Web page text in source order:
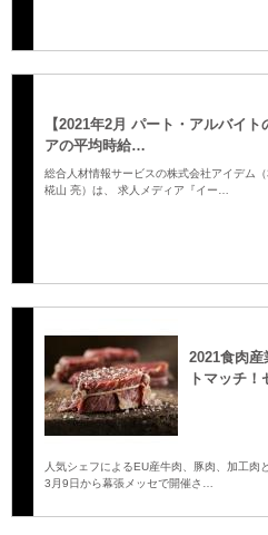
【2021年2月 パート・アルバイ
アの平均時給…
総合人材情報サービスの株式会社アイデム
椛山 亮）は、 求人メディア『イー…
2021食肉産
トマッチ
人気シェフによるEU産牛肉、豚肉、加工
3月9日から幕張メッセで開催さ…